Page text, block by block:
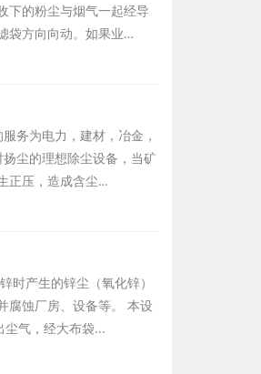
下的粉尘与烟气一起经导
袋方向向动。如果业…
务为电力，建材，冶金，
尘的理想除尘设备，当矿
正压，造成含尘…
时产生的锌尘（氧化锌）
腐蚀厂房、设备等。 本设
气，经大布袋...